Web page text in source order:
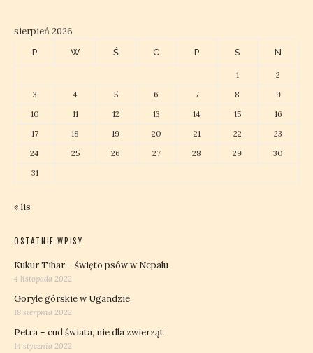
sierpień 2026
P W Ś C P S N
1
2
3
4 5 6 7 8
9
10
11 12 13 14 15
16
17
18 19 20 21 22
23
24
25 26 27 28 29
30
31
« lis
OSTATNIE WPISY
Kukur Tihar – święto psów w Nepalu
4 listopada 2022
Goryle górskie w Ugandzie
18 sierpnia 2022
Petra – cud świata, nie dla zwierząt
14 stycznia 2022